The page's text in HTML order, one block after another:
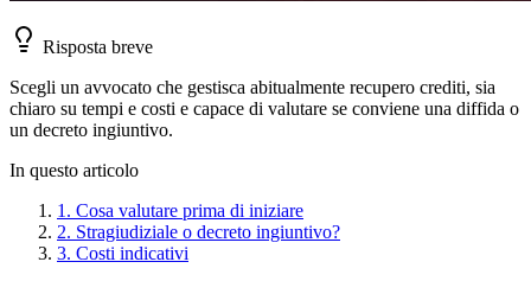
Risposta breve
Scegli un avvocato che gestisca abitualmente recupero crediti, sia
chiaro su tempi e costi e capace di valutare se conviene una diffida o
un decreto ingiuntivo.
In questo articolo
1 . Cosa valutare prima di iniziare
2. Stragiudiziale o decreto ingiuntivo?
3. Costi indicativi